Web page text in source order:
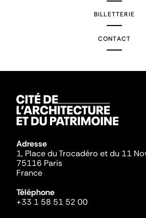
BILLETTERIE
CONTACT
Adresse
1, Place du Trocadéro et du 11
75116 Paris
France
Téléphone
+33 1 58 51 52 00